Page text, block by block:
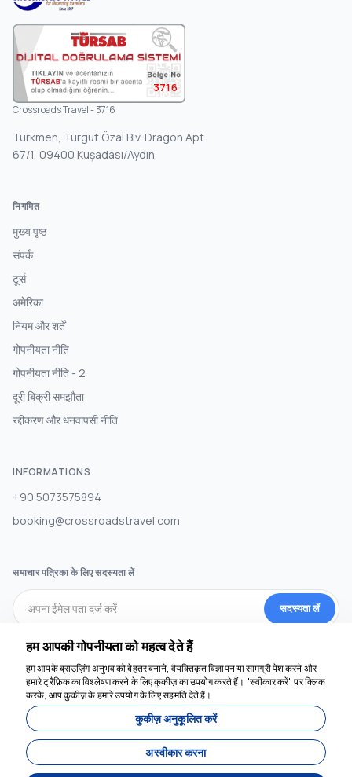
3716
Crossroads Travel - 3716
Türkmen, Turgut Özal Blv. Dragon Apt.
67/1, 09400 Kuşadası/Aydın
निगमित
मुख्य पृष्ठ
संपर्क
टूर्स
अमेरिका
नियम और शर्तें
गोपनीयता नीति
गोपनीयता नीति - 2
दूरी बिक्री समझौता
रद्दीकरण और धनवापसी नीति
INFORMATIONS
+90 5073575894
booking@crossroadstravel.com
समाचार पत्रिका के लिए सदस्यता लें
सदस्यता लें
सामाजिक मीडिया
हम आपकी गोपनीयता को महत्व देते हैं
हम आपके ब्राउज़िंग अनुभव को बेहतर बनाने, वैयक्तिकृत विज्ञापन या सामग्री पेश करने और
हमारे ट्रैफ़िक का विश्लेषण करने के लिए कुकीज़ का उपयोग करते हैं। "स्वीकार करें" पर क्लिक
करके, आप कुकीज़ के हमारे उपयोग के लिए सहमति देते हैं।
कुकीज़ अनुकूलित करें
अस्वीकार करना